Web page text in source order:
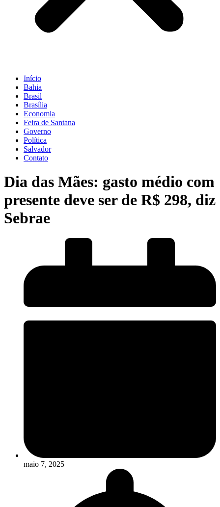
Início
Bahia
Brasil
Brasília
Economia
Feira de Santana
Governo
Política
Salvador
Contato
Dia das Mães: gasto médio com
presente deve ser de R$ 298, diz
Sebrae
maio 7, 2025